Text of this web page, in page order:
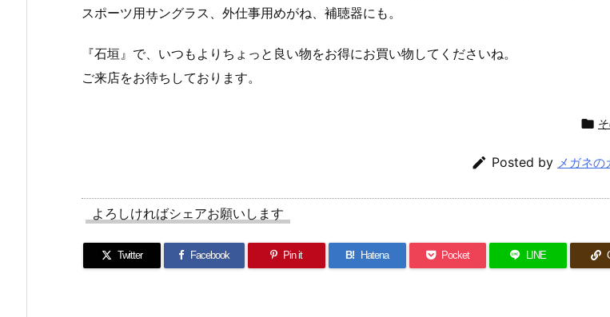
スポーツ用サングラス、外仕事用めがね、補聴器にも。
『石垣』で、いつもよりちょっと良い物をお得にお買い物してくださいね。
ご来店をお待ちしております。

 Posted by メガネの
よろしければシェアお願いします
Twitter Facebook Pin it B! Hatena Pocket LINE